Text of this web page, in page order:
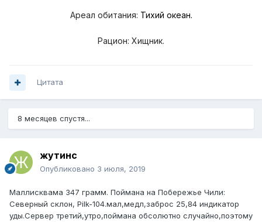
Ареал обитания: Тихий океан.
Рацион: Хищник.
Цитата
8 месяцев спустя...
жутинс
Опубликовано 3 июля, 2019
Маллисквама 347 грамм. Поймана на Побережье Чили:
Северный склон, Pilk-104.мал,медл,заброс 25,84 индикатор
уды.Cервер третий,утро,поймана обсолютно случайно,поэтому